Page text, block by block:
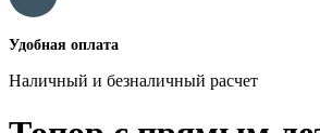
Удобная оплата
Наличный и безналичный расчет